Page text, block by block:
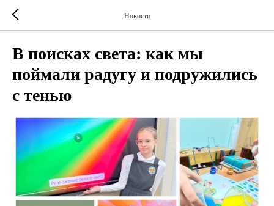
Новости
В поисках света: как мы
поймали радугу и подружились
с тенью